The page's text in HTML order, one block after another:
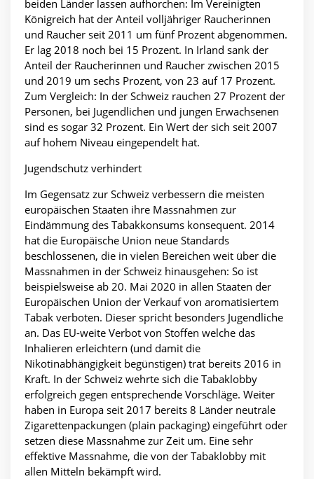
beiden Länder lassen aufhorchen: Im Vereinigten
Königreich hat der Anteil volljähriger Raucherinnen
und Raucher seit 2011 um fünf Prozent abgenommen.
Er lag 2018 noch bei 15 Prozent. In Irland sank der
Anteil der Raucherinnen und Raucher zwischen 2015
und 2019 um sechs Prozent, von 23 auf 17 Prozent.
Zum Vergleich: In der Schweiz rauchen 27 Prozent der
Personen, bei Jugendlichen und jungen Erwachsenen
sind es sogar 32 Prozent. Ein Wert der sich seit 2007
auf hohem Niveau eingependelt hat.
Jugendschutz verhindert
Im Gegensatz zur Schweiz verbessern die meisten
europäischen Staaten ihre Massnahmen zur
Eindämmung des Tabakkonsums konsequent. 2014
hat die Europäische Union neue Standards
beschlossenen, die in vielen Bereichen weit über die
Massnahmen in der Schweiz hinausgehen: So ist
beispielsweise ab 20. Mai 2020 in allen Staaten der
Europäischen Union der Verkauf von aromatisiertem
Tabak verboten. Dieser spricht besonders Jugendliche
an. Das EU-weite Verbot von Stoffen welche das
Inhalieren erleichtern (und damit die
Nikotinabhängigkeit begünstigen) trat bereits 2016 in
Kraft. In der Schweiz wehrte sich die Tabaklobby
erfolgreich gegen entsprechende Vorschläge. Weiter
haben in Europa seit 2017 bereits 8 Länder neutrale
Zigarettenpackungen (plain packaging) eingeführt oder
setzen diese Massnahme zur Zeit um. Eine sehr
effektive Massnahme, die von der Tabaklobby mit
allen Mitteln bekämpft wird.